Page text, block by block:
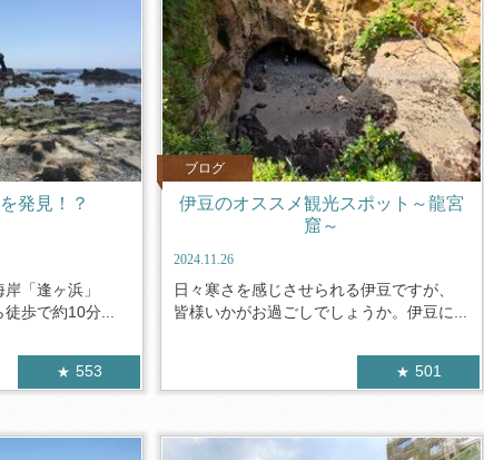
発見！？
岸「逢ヶ浜」
歩で約10分...
553
ブログ
伊豆のオススメ観光スポット～龍宮
窟～
2024.11.26
日々寒さを感じさせられる伊豆ですが、
皆様いかがお過ごしでしょうか。伊豆に...
501